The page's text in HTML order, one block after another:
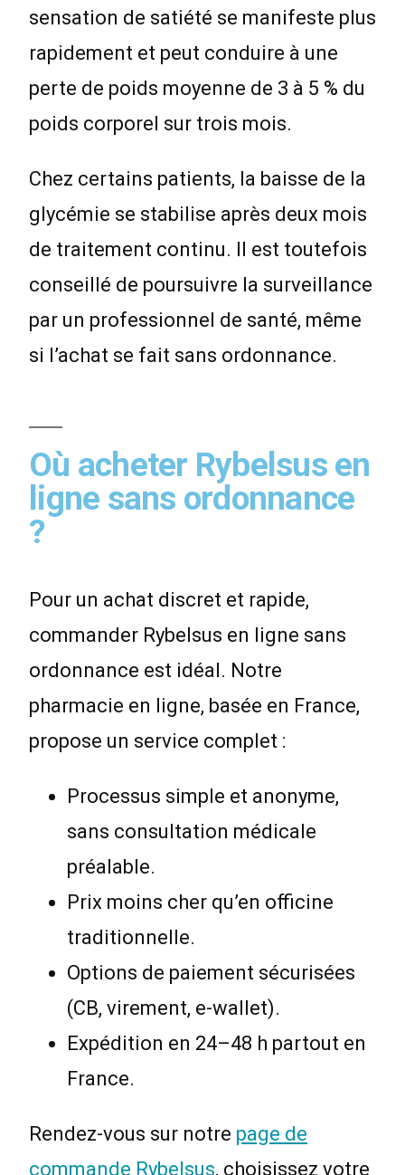
sensation de satiété se manifeste plus
rapidement et peut conduire à une
perte de poids moyenne de 3 à 5 % du
poids corporel sur trois mois.
Chez certains patients, la baisse de la
glycémie se stabilise après deux mois
de traitement continu. Il est toutefois
conseillé de poursuivre la surveillance
par un professionnel de santé, même
si l’achat se fait sans ordonnance.
Où acheter Rybelsus en
ligne sans ordonnance
?
Pour un achat discret et rapide,
commander Rybelsus en ligne sans
ordonnance est idéal. Notre
pharmacie en ligne, basée en France,
propose un service complet :
Processus simple et anonyme,
sans consultation médicale
préalable.
Prix moins cher qu’en officine
traditionnelle.
Options de paiement sécurisées
(CB, virement, e-wallet).
Expédition en 24–48 h partout en
France.
Rendez-vous sur notre page de
commande Rybelsus, choisissez votre